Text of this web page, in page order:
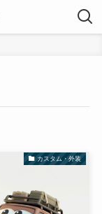
カスタム・外装